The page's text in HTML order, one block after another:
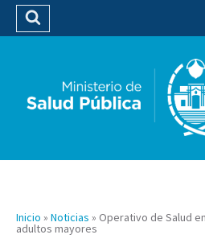
Buscar
Inicio » Noticias » Operativo de Salud
adultos mayores